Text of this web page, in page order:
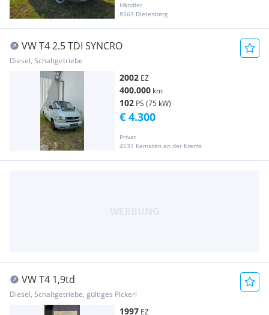
Händler
8563 Dietenberg
VW T4 2.5 TDI SYNCRO
Diesel, Schaltgetriebe
2002 EZ
400.000 km
102 PS (75 kW)
Privat
4531 Kematen an der Krems
€ 4.300
VW T4 1,9td
Diesel, Schaltgetriebe, gültiges Pickerl
1997 EZ